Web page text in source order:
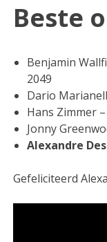
Beste
Benjamin
2049
Dario
Hans Zimmer
Jonny
Alexandre
Gefeliciteerd